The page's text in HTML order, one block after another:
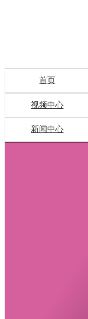
首页
视频中心
新闻中心